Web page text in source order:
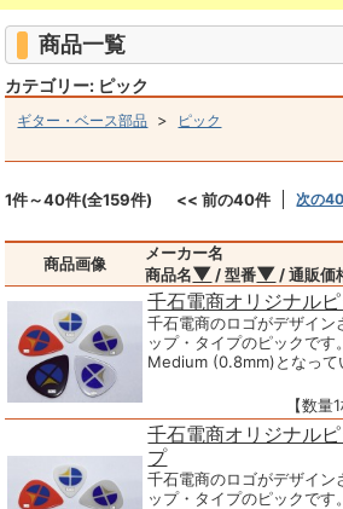
商品一覧
カテゴリー: ピック
ギター・ベース部品 > ピック
1件～40件(全159件) << 前の40件 次の
商品画像
メーカー名
商品名▼ / 型番▼ / 通販価
千石電商オリジナル
千石電商のロゴがデザイン
ップ・タイプのピックです
Medium (0.8mm)となって
【数
千石電商オリジナル
プ
千石電商のロゴがデザイン
ップ・タイプのピックです